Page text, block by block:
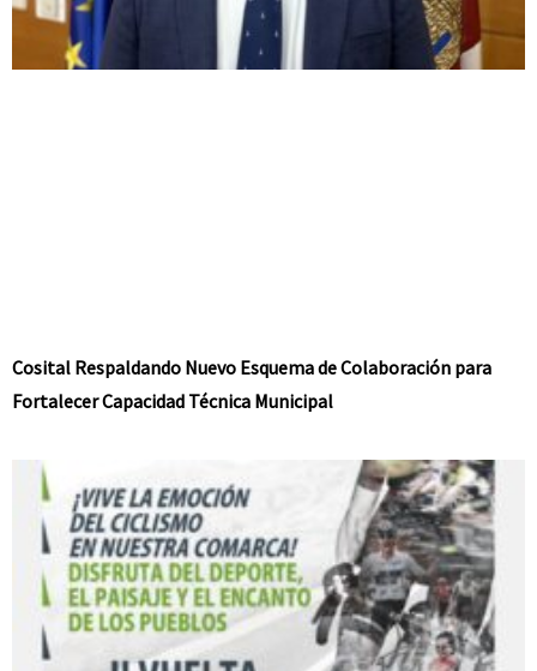
Cosital Respaldando Nuevo Esquema de Colaboración para
Fortalecer Capacidad Técnica Municipal